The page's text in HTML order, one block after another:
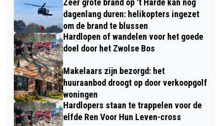
Zeer grote brand op 't Harde kan nog
dagenlang duren: helikopters ingezet
om de brand te blussen
Hardlopen of wandelen voor het goede
doel door het Zwolse Bos
Makelaars zijn bezorgd: het
huuraanbod droogt op door verkoopgolf
woningen
Hardlopers staan te trappelen voor de
elfde Ren Voor Hun Leven-cross